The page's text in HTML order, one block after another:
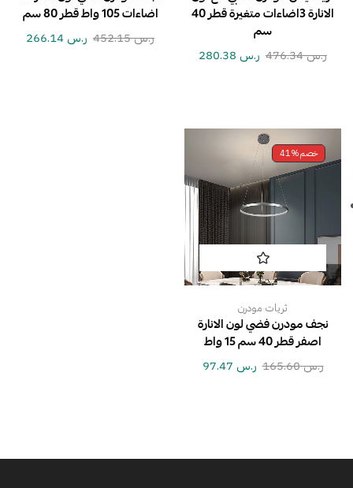
الانارة 3اضاءات متغيرة قطر 40
سم
ر.س476.34 ر.س
اضاءات 105 واط قطر 80 سم
ر.س452.15 ر.س
خصم41%
ثريات مودرن
نجف مودرن فضي لون الانارة
اصفر قطر 40 سم 15 واط
ر.س165.60 ر.س